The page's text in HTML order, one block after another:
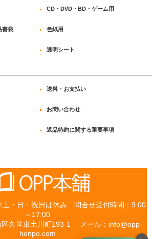
プ付_#30
袋
袋
CD・DVD・BD・ゲーム用
書袋 色紙用
透明シート
送料・お支払い
お問い合わせ
返品特約に関する重要事項
・日・祝日は休み 問合せ受付時間：9:00
～17:00
区久世東土川町193-1 メール：info@opp-
honpo.com